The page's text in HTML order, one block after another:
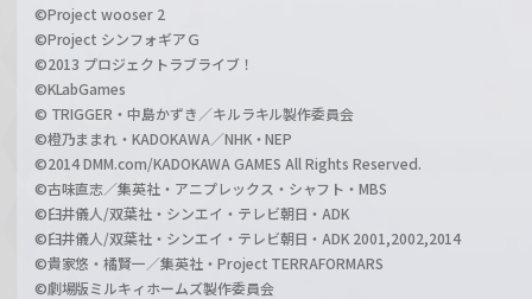
©Project wooser 2
©Project シンフォギアＧ
©2013 プロジェクトラブライブ！
©KLabGames
© TRIGGER・中島かずき／キルラキル製作委員会
©橙乃ままれ・KADOKAWA／NHK・NEP
©2014 DMM.com/KADOKAWA GAMES All Rights Reserved.
©古味直志／集英社・アニプレックス・シャフト・MBS
©臼井儀人/双葉社・シンエイ・テレビ朝日・ADK
©臼井儀人/双葉社・シンエイ・テレビ朝日・ADK 2001,2002,2014
©貴家悠・橘賢一／集英社・Project TERRAFORMARS
©劇場版ミルキィホームズ製作委員会